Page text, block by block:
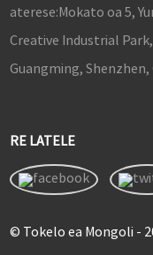
aterese:Mokato oa 5,
Creative Industrial
Guangming,
RE LATELE
© Tokelo ea Mongoli -